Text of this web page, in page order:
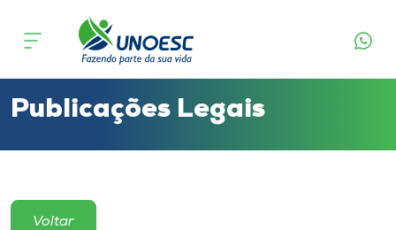
Cursos
Atendimento ao Estudante
Publicações Legais
Voltar